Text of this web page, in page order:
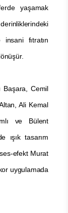
yaşamak
fıtratın
Başara, Cemil
Ali Kemal
ve Bülent
ışık tasarım
efekt Murat
uygulamada